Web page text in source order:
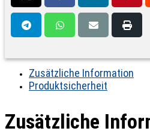
Zusätzliche Information
Produktsicherheit
Zusätzliche